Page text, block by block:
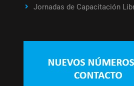
Jornadas de Capacitación